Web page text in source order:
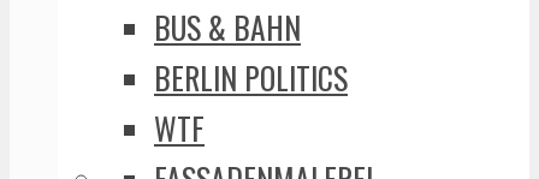
BUS & BAHN
BERLIN POLITICS
WTF